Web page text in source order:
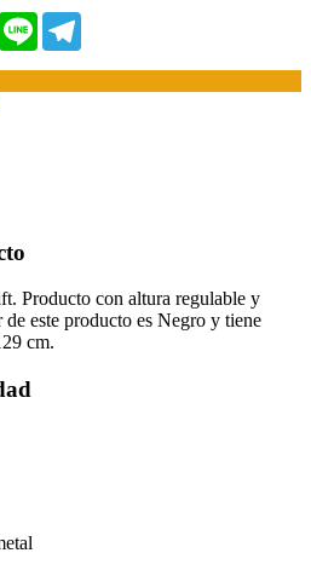
Messenger
Line
Producto con altura regulable y
este producto es Negro y tiene
cm.